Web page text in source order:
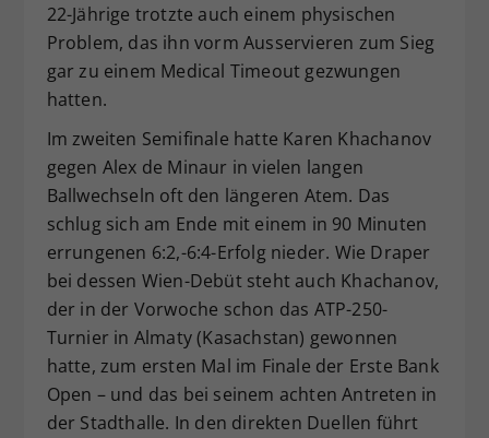
22-Jährige trotzte auch einem physischen
Problem, das ihn vorm Ausservieren zum Sieg
gar zu einem Medical Timeout gezwungen
hatten.
Im zweiten Semifinale hatte Karen Khachanov
gegen Alex de Minaur in vielen langen
Ballwechseln oft den längeren Atem. Das
schlug sich am Ende mit einem in 90 Minuten
errungenen 6:2,-6:4-Erfolg nieder. Wie Draper
bei dessen Wien-Debüt steht auch Khachanov,
der in der Vorwoche schon das ATP-250-
Turnier in Almaty (Kasachstan) gewonnen
hatte, zum ersten Mal im Finale der Erste Bank
Open – und das bei seinem achten Antreten in
der Stadthalle. In den direkten Duellen führt